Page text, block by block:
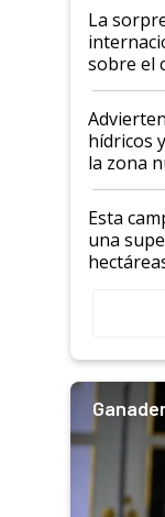
La
sobre el
"Estoy
hídricos
la zona
Esta
una
salto